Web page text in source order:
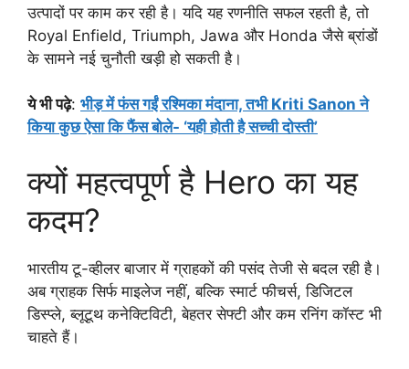
उत्पादों पर काम कर रही है। यदि यह रणनीति सफल रहती है, तो
Royal Enfield, Triumph, Jawa और Honda जैसे ब्रांडों
के सामने नई चुनौती खड़ी हो सकती है।
ये भी पढ़े: भीड़ में फंस गईं रश्मिका मंदाना, तभी Kriti Sanon ने
किया कुछ ऐसा कि फैंस बोले- ‘यही होती है सच्ची दोस्ती’
क्यों महत्वपूर्ण है Hero का यह
कदम?
भारतीय टू-व्हीलर बाजार में ग्राहकों की पसंद तेजी से बदल रही है।
अब ग्राहक सिर्फ माइलेज नहीं, बल्कि स्मार्ट फीचर्स, डिजिटल
डिस्प्ले, ब्लूटूथ कनेक्टिविटी, बेहतर सेफ्टी और कम रनिंग कॉस्ट भी
चाहते हैं।